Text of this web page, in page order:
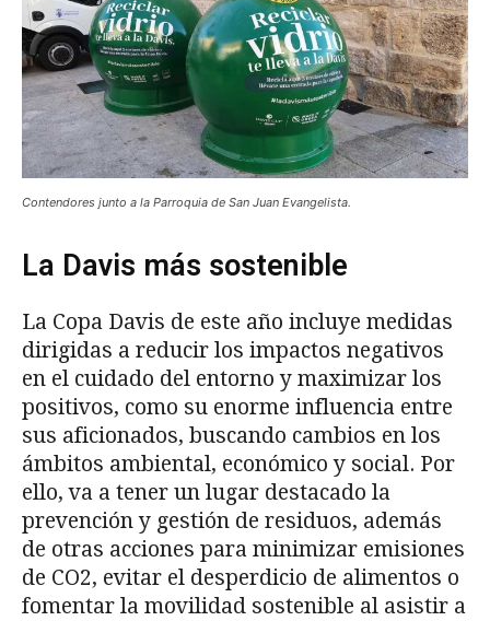
Contendores junto a la Parroquia de San Juan Evangelista.
La Davis más sostenible
La Copa Davis de este año incluye medidas
dirigidas a reducir los impactos negativos
en el cuidado del entorno y maximizar los
positivos, como su enorme influencia entre
sus aficionados, buscando cambios en los
ámbitos ambiental, económico y social. Por
ello, va a tener un lugar destacado la
prevención y gestión de residuos, además
de otras acciones para minimizar emisiones
de CO2, evitar el desperdicio de alimentos o
fomentar la movilidad sostenible al asistir a